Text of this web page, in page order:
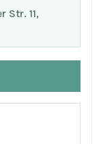
Str. 11,